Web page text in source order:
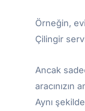
Örneğin,
Çilingir
Ancak
aracınızın
Aynı